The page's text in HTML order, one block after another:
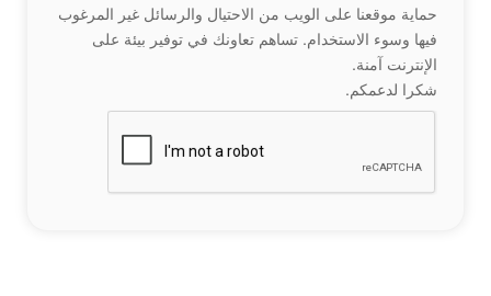
حماية موقعنا على الويب من الاحتيال والرسائل غير المرغوب
فيها وسوء الاستخدام. تساهم تعاونك في توفير بيئة على
الإنترنت آمنة.
شكرا لدعمكم.